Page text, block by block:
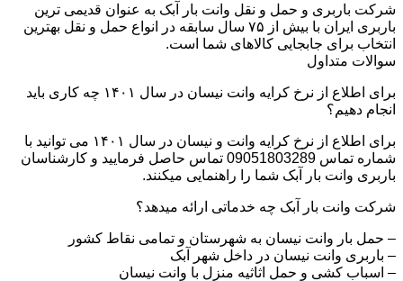
شرکت باربری و حمل و نقل وانت بار آبک به عنوان قدیمی ترین
باربری ایران با بیش از ۷۵ سال سابقه در انواع حمل و نقل بهترین
انتخاب برای جابجایی کالاهای شما است.
سوالات متداول
برای اطلاع از نرخ کرایه وانت نیسان در سال ۱۴۰۱ چه کاری باید
انجام دهیم؟
برای اطلاع از نرخ کرایه وانت و نیسان در سال ۱۴۰۱ می توانید با
شماره تماس 09051803289 تماس حاصل فرمایید و کارشناسان
باربری وانت بار آبک شما را راهنمایی میکنند.
شرکت وانت بار آبک چه خدماتی ارائه میدهد؟
– حمل بار وانت نیسان به شهرستان و تمامی نقاط کشور
– باربری وانت نیسان در داخل شهر آبک
– اسباب کشی و حمل اثاثیه منزل با وانت نیسان